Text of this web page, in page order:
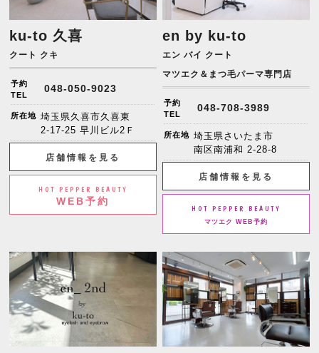
ku-to 久喜
クート クキ
予約
TEL
048-050-9023
所在地 埼玉県久喜市久喜東
2-17-25 早川ビル2Ｆ
店舗情報を見る
HOT PEPPER BEAUTY
WEB予約
en by ku-to
エン バイ クート
マツエク＆まつ毛パーマ専門店
予約
TEL
048-708-3989
所在地 埼玉県さいたま市
南区南浦和 2-28-8
店舗情報を見る
HOT PEPPER BEAUTY
マツエク WEB予約